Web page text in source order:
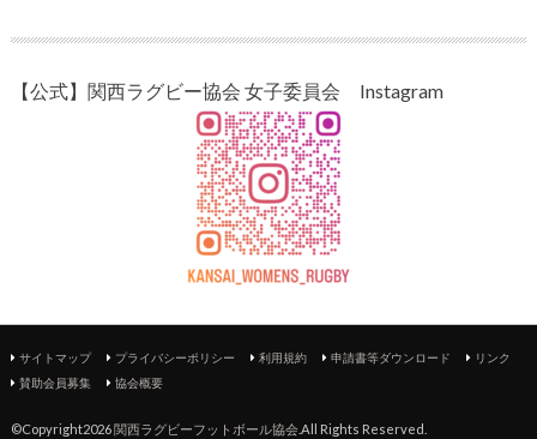
【公式】関西ラグビー協会 女子委員会 Instagram
サイトマップ プライバシーポリシー 利用規約 申請書等ダウンロード
リンク
賛助会員募集
協会概要
©Copyright2026関西ラグビーフットボール協会.All Rights Reserved.